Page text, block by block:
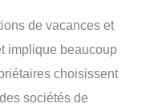
de vacances et
implique beaucoup
choisissent
sociétés de